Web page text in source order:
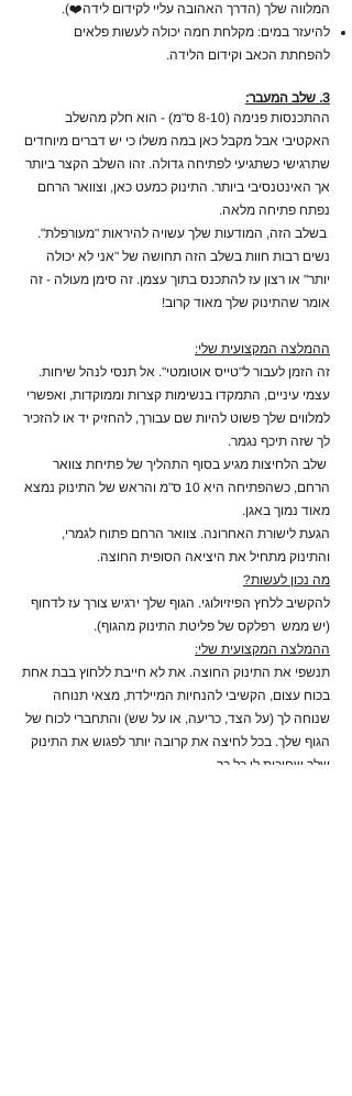
המלווה שלך (הדרך האהובה עליי לקידום לידה❤️).
להיעזר במים: מקלחת חמה יכולה לעשות פלאים
להפחתת הכאב וקידום הלידה.
3. שלב המעבר:
ההתכנסות פנימה (8-10 ס"מ) - הוא חלק מהשלב
האקטיבי אבל מקבל כאן במה משלו כי יש דברים מיוחדים
שתרגישי כשתגיעי לפתיחה גדולה. זהו השלב הקצר ביותר
אך האינטנסיבי ביותר. התינוק כמעט כאן, וצוואר הרחם
נפתח פתיחה מלאה.
בשלב הזה, המודעות שלך עשויה להיראות "מעורפלת".
נשים רבות חוות בשלב הזה תחושה של "אני לא יכולה
יותר" או רצון עז להתכנס בתוך עצמן. זה סימן מעולה - זה
אומר שהתינוק שלך מאוד קרוב!
ההמלצה המקצועית שלי:
זה הזמן לעבור ל"טייס אוטומטי". אל תנסי לנהל שיחות.
עצמי עיניים, התמקדו בנשימות קצרות וממוקדות, ואפשרי
למלווים שלך פשוט להיות שם עבורך, להחזיק יד או להזכיר
לך שזה תיכף נגמר.
שלב הלחיצות מגיע בסוף התהליך של פתיחת צוואר
הרחם, כשהפתיחה היא 10 ס"מ והראש של התינוק נמצא
מאוד נמוך באגן.
הגעת לישורת האחרונה. צוואר הרחם פתוח לגמרי,
והתינוק מתחיל את היציאה הסופית החוצה.
מה נכון לעשות?
להקשיב ללחץ הפיזיולוגי. הגוף שלך ירגיש צורך עז לדחוף
(יש ממש רפלקס של פליטת התינוק מהגוף).
ההמלצה המקצועית שלי:
תנשפי את התינוק החוצה. את לא חייבת ללחוץ בבת אחת
בכוח עצום, הקשיבי להנחיות המיילדת, מצאי תנוחה
שנוחה לך (על הצד, כריעה, או על שש) והתחברי לכוח של
הגוף שלך. בכל לחיצה את קרובה יותר לפגוש את התינוק
שלך שחיכית לו כל כך.